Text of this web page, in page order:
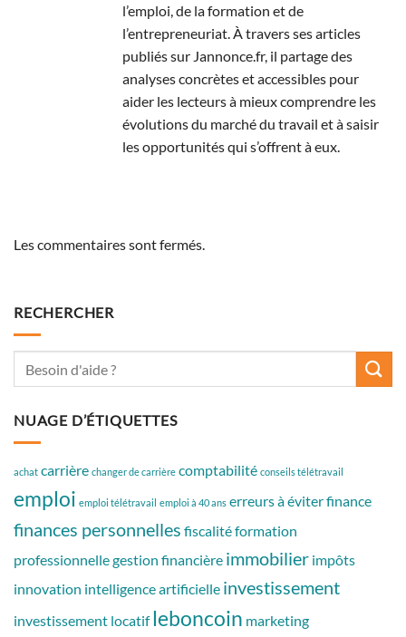
l’emploi, de la formation et de
l’entrepreneuriat. À travers ses articles
publiés sur Jannonce.fr, il partage des
analyses concrètes et accessibles pour
aider les lecteurs à mieux comprendre les
évolutions du marché du travail et à saisir
les opportunités qui s’offrent à eux.
Les commentaires sont fermés.
RECHERCHER
NUAGE D’ÉTIQUETTES
achat carrière changer de carrière comptabilité conseils télétravail
emploi emploi télétravail emploi à 40 ans erreurs à éviterfinance
finances personnelles fiscalitéformation
professionnellegestion financière immobilier impôts
innovation intelligence artificielle investissement
investissement locatif leboncoin marketing